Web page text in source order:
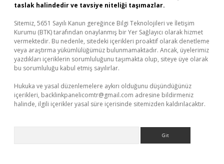
taslak halindedir ve tavsiye niteliği taşımazlar.
Sitemiz, 5651 Sayılı Kanun gereğince Bilgi Teknolojileri ve İletişim
Kurumu (BTK) tarafından onaylanmış bir Yer Sağlayıcı olarak hizmet
vermektedir. Bu nedenle, sitedeki içerikleri proaktif olarak denetleme
veya araştırma yükümlülüğümüz bulunmamaktadır. Ancak, üyelerimiz
yazdıkları içeriklerin sorumluluğunu taşımakta olup, siteye üye olarak
bu sorumluluğu kabul etmiş sayılırlar.
Hukuka ve yasal düzenlemelere aykırı olduğunu düşündüğünüz
içerikleri, backlinkpanelicomtr@gmail.com adresine bildirmeniz
halinde, ilgili içerikler yasal süre içerisinde sitemizden kaldırılacaktır.